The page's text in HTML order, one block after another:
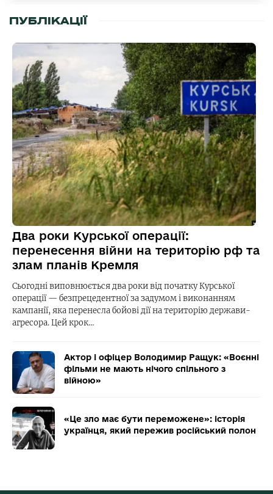
ПУБЛІКАЦІЇ
Два роки Курської операції:
перенесення війни на територію рф та
злам планів Кремля
Сьогодні виповнюється два роки від початку Курської
операції — безпрецедентної за задумом і виконанням
кампанії, яка перенесла бойові дії на територію держави-
агресора. Цей крок…
Актор і офіцер Володимир Ращук: «Воєнні
фільми не мають нічого спільного з
війною»
«Це зло має бути переможене»: історія
українця, який пережив російський полон